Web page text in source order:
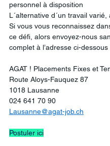
personnel à disposition
L´alternative d´un travail
Si vous vous reconnaissez
ce défi, alors envoyez-nous
complet à l’adresse ci-dessous
AGAT ! Placements Fixes et
Route Aloys-Fauquez 87
1018 Lausanne
024 641 70 90
Lausanne@agat-job.ch
Postuler ici